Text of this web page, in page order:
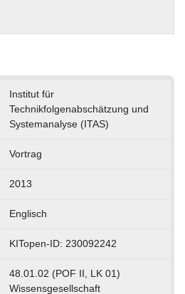
Institut für
Technikfolgenabschätzung und
Systemanalyse (ITAS)
Vortrag
2013
Englisch
KITopen-ID: 230092242
48.01.02 (POF II, LK 01)
Wissensgesellschaft